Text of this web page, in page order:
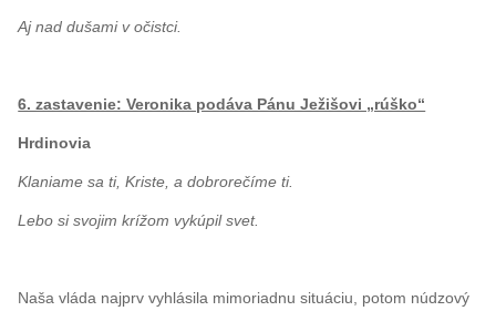
Aj nad dušami v očistci.
6. zastavenie: Veronika podáva Pánu Ježišovi „rúško“
Hrdinovia
Klaniame sa ti, Kriste, a dobrorečíme ti.
Lebo si svojim krížom vykúpil svet.
Naša vláda najprv vyhlásila mimoriadnu situáciu, potom núdzový